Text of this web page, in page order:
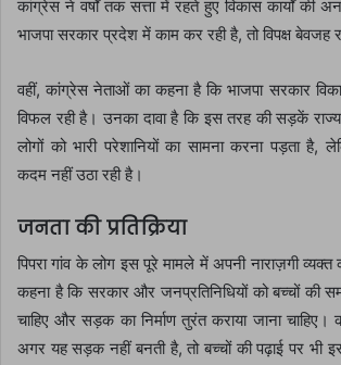
कांग्रेस ने वर्षों तक सत्ता में रहते हुए विकास कार्यों
भाजपा सरकार प्रदेश में काम कर रही है, तो विपक्ष बेवजह
वहीं, कांग्रेस नेताओं का कहना है कि भाजपा सरकार
विफल रही है। उनका दावा है कि इस तरह की सड़कें
लोगों को भारी परेशानियों का सामना करना पड़ता है,
कदम नहीं उठा रही है।
जनता की प्रतिक्रिया
पिपरा गांव के लोग इस पूरे मामले में अपनी नाराज़गी व्यक्त
कहना है कि सरकार और जनप्रतिनिधियों को बच्चों की
चाहिए और सड़क का निर्माण तुरंत कराया जाना चाहिए।
अगर यह सड़क नहीं बनती है, तो बच्चों की पढ़ाई पर भी